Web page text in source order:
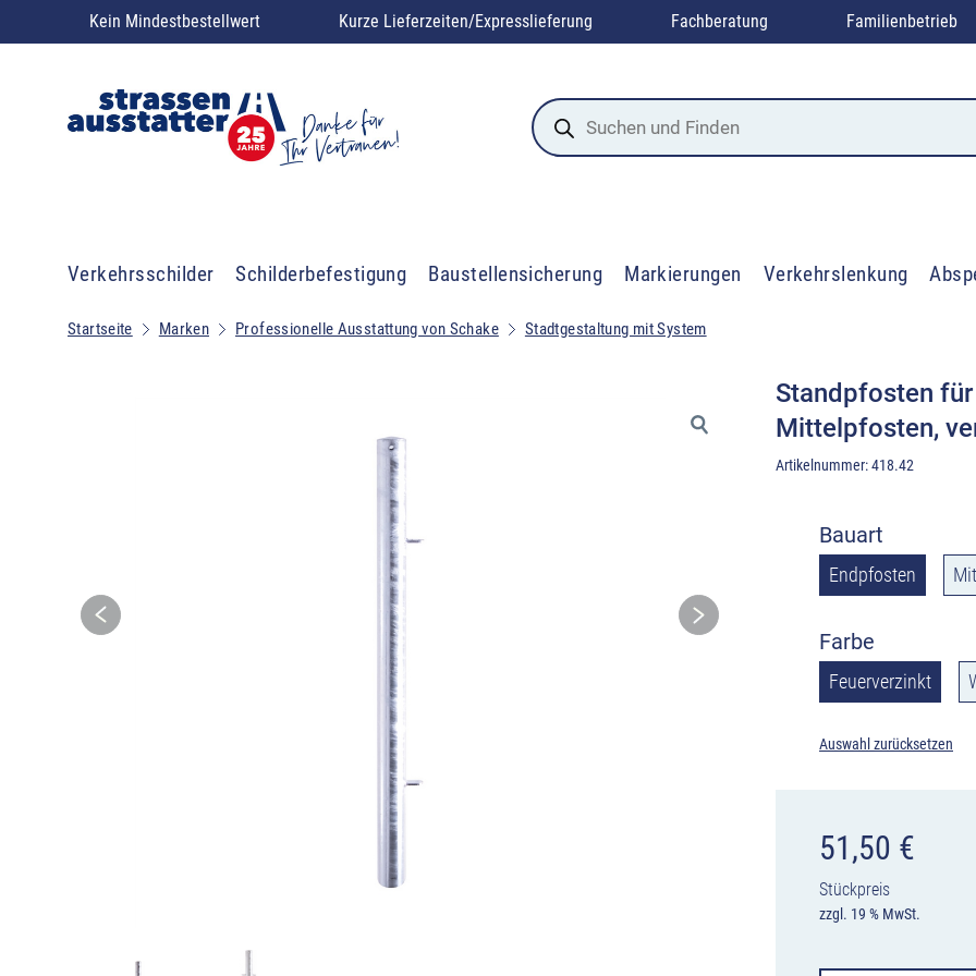
Kein Mindestbestellwert Kurze Lieferzeiten/Expresslieferung Fachberatung Familienbetrieb
Products
search
Verkehrsschilder Schilderbefestigung Baustellensicherung Markierungen Verkehrslenkung
Startseite Marken Professionelle Ausstattung von Schake Stadtgestaltung mit System
Standpfosten
Mittelpfosten,
Artikelnummer:418.42
Bauart
Endpfosten
Farbe
Feuerverzinkt
Auswahl zurücksetzen
51,50 €
Stückpreis
zzgl. 19 % MwSt.